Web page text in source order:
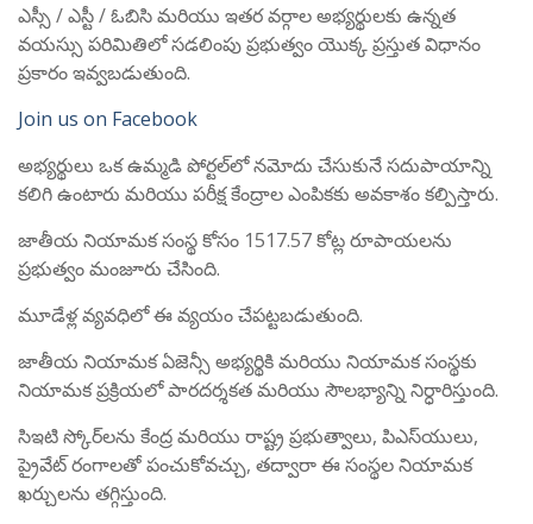
ఎస్సీ / ఎస్టీ / ఓబిసి మరియు ఇతర వర్గాల అభ్యర్థులకు ఉన్నత
వయస్సు పరిమితిలో సడలింపు ప్రభుత్వం యొక్క ప్రస్తుత విధానం
ప్రకారం ఇవ్వబడుతుంది.
Join us on Facebook
అభ్యర్థులు ఒక ఉమ్మడి పోర్టల్‌లో నమోదు చేసుకునే సదుపాయాన్ని
కలిగి ఉంటారు మరియు పరీక్ష కేంద్రాల ఎంపికకు అవకాశం కల్పిస్తారు.
జాతీయ నియామక సంస్థ కోసం 1517.57 కోట్ల రూపాయలను
ప్రభుత్వం మంజూరు చేసింది.
మూడేళ్ల వ్యవధిలో ఈ వ్యయం చేపట్టబడుతుంది.
జాతీయ నియామక ఏజెన్సీ అభ్యర్థికి మరియు నియామక సంస్థకు
నియామక ప్రక్రియలో పారదర్శకత మరియు సౌలభ్యాన్ని నిర్ధారిస్తుంది.
సిఇటి స్కోర్‌లను కేంద్ర మరియు రాష్ట్ర ప్రభుత్వాలు, పిఎస్‌యులు,
ప్రైవేట్ రంగాలతో పంచుకోవచ్చు, తద్వారా ఈ సంస్థల నియామక
ఖర్చులను తగ్గిస్తుంది.